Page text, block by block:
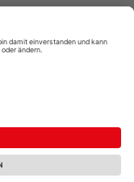
Datenschutz
Vertrag widerrufen